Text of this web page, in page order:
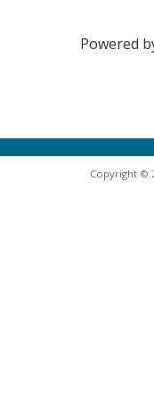
Powered
Copyright ©